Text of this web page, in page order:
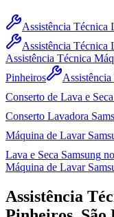
Assistência Técnica
Assistência Técnica
Assistência Técnica
Pinheiros
Conserto de Lava e
Conserto Lavadora
Máquina de Lavar
Lava e Seca Samsung
Máquina de Lavar
Assistência